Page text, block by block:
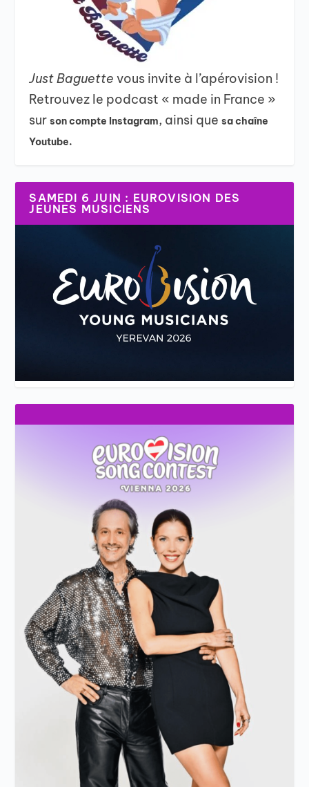
Just Baguettevous invite à l’apérovision !
Retrouvez le podcast « made in France »
surson compte Instagram, ainsi quesa chaîne
Youtube.
SAMEDI 6 JUIN : EUROVISION DES
JEUNES MUSICIENS